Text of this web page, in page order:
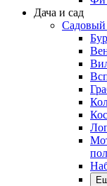
Дача и сад
Садовый